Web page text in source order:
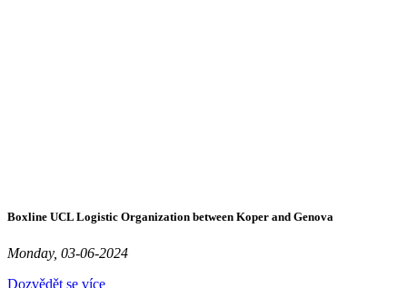
Boxline UCL Logistic Organization between Koper and Genova
Monday, 03-06-2024
Dozvědět se více